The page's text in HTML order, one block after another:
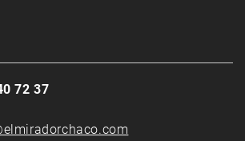
72 37